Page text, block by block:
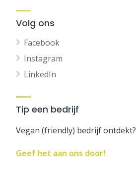
Volg ons
Facebook
Instagram
LinkedIn
Tip een bedrijf
Vegan (friendly) bedrijf ontdekt?
Geef het aan ons door!